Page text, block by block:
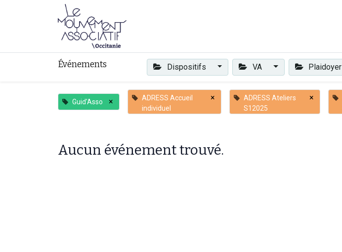
Événements Dispositifs VA Plaidoyer
Guid'Asso ×
ADRESS Accueil
individuel
×
ADRESS Ateliers
S12025
×
Aucun événement trouvé.